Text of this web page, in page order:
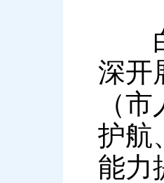
白
深开
（
护航
能力